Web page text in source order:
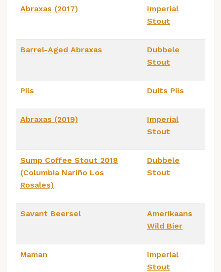
Abraxas (2017)
Imperial
Stout
Barrel-Aged Abraxas
Dubbele
Stout
Pils Duits Pils
Abraxas (2019)
Imperial
Stout
Sump Coffee Stout 2018
(Columbia Nariño Los
Rosales)
Dubbele
Stout
Savant Beersel
Amerikaans
Wild Bier
Maman
Imperial
Stout